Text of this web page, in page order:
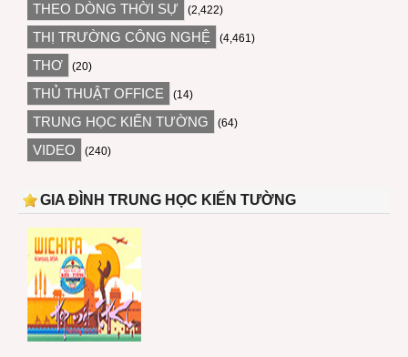
THEO DÒNG THỜI SỰ (2,422)
THỊ TRƯỜNG CÔNG NGHỆ (4,461)
THƠ (20)
THỦ THUẬT OFFICE (14)
TRUNG HỌC KIẾN TƯỜNG (64)
VIDEO (240)
GIA ĐÌNH TRUNG HỌC KIẾN TƯỜNG